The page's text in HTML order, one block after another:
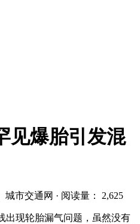
见爆胎引发混
城市交通网 · 阅读量： 2,625
出现轮胎漏气问题，虽然没有